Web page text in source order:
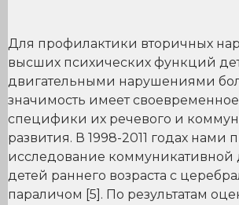
Для профилактики вторичных
высших психических функций
двигательными нарушениями
значимость имеет
специфики их речевого и
развития. В 1998-2011 годах нами
исследование коммуникативной
детей раннего возраста с
параличом [5]. По результатам